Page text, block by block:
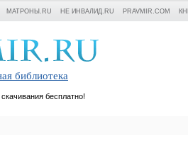
МАТРОНЫ.RU НЕ ИНВАЛИД.RU PRAVMIR.COM
библиотека
бесплатно!